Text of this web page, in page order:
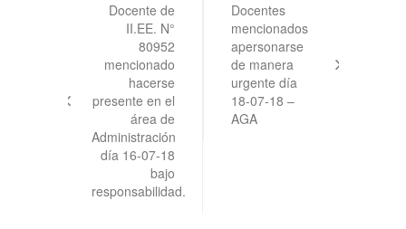
entradas
Docente de
II.EE. N°
80952
mencionado
hacerse
presente en el
área de
Administración
día 16-07-18
bajo
responsabilidad.
Docentes
mencionados
apersonarse
de manera
urgente día
18-07-18 –
AGA